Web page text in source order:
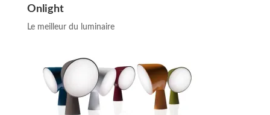
Onlight
Le meilleur du luminaire